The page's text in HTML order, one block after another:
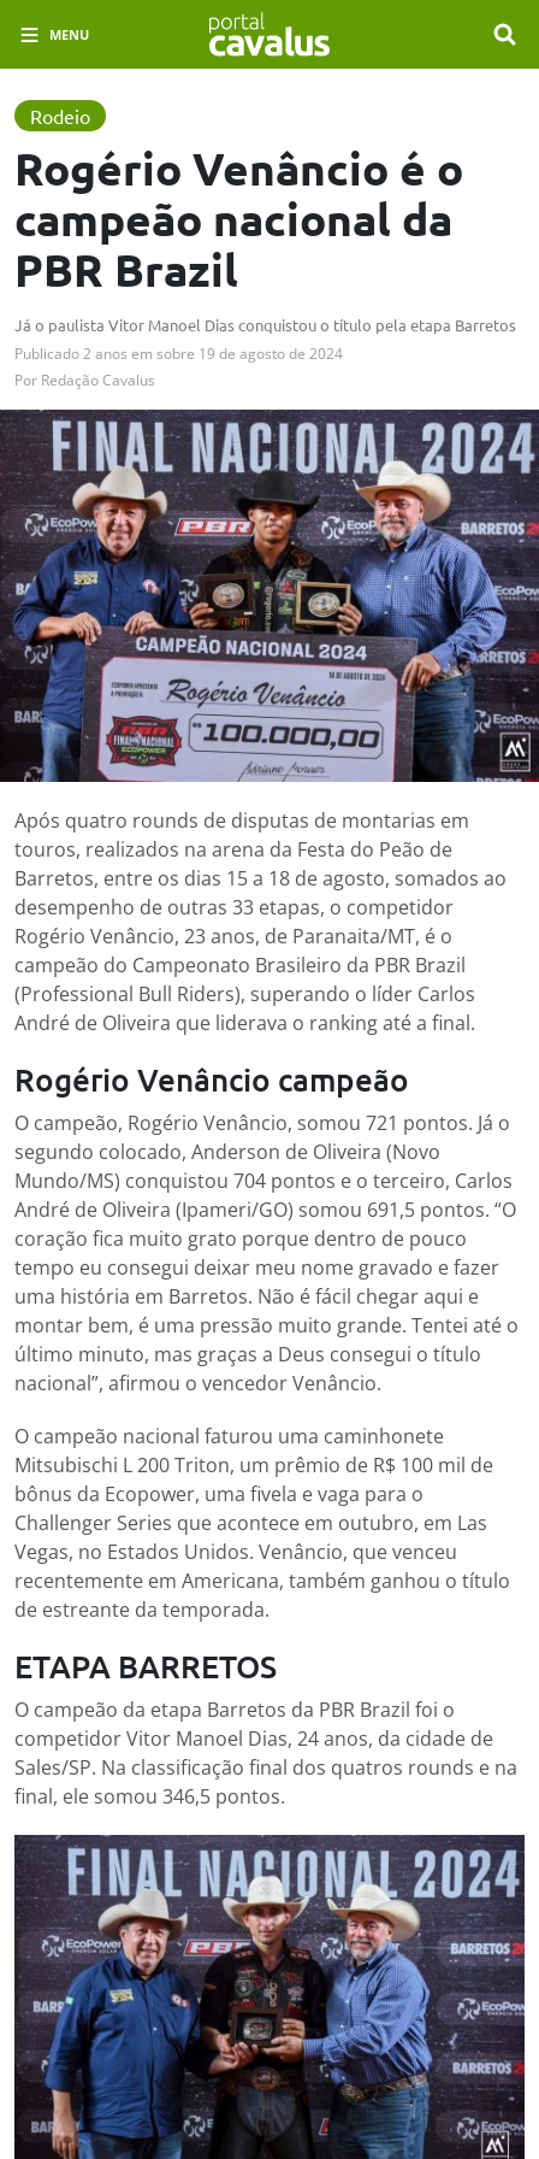
MENU
Rodeio
Rogério Venâncio é o
campeão nacional da
PBR Brazil
Já o paulista Vitor Manoel Dias conquistou o título pela etapa Barretos
Publicado2 anos em sobre 19 de agosto de 2024
Por Redação Cavalus
Após quatro rounds de disputas de montarias em
touros, realizados na arena da Festa do Peão de
Barretos, entre os dias 15 a 18 de agosto, somados ao
desempenho de outras 33 etapas, o competidor
Rogério Venâncio, 23 anos, de Paranaita/MT, é o
campeão do Campeonato Brasileiro da PBR Brazil
(Professional Bull Riders), superando o líder Carlos
André de Oliveira que liderava o ranking até a final.
Rogério Venâncio campeão
O campeão, Rogério Venâncio, somou 721 pontos. Já o
segundo colocado, Anderson de Oliveira (Novo
Mundo/MS) conquistou 704 pontos e o terceiro, Carlos
André de Oliveira (Ipameri/GO) somou 691,5 pontos. “O
coração fica muito grato porque dentro de pouco
tempo eu consegui deixar meu nome gravado e fazer
uma história em Barretos. Não é fácil chegar aqui e
montar bem, é uma pressão muito grande. Tentei até o
último minuto, mas graças a Deus consegui o título
nacional”, afirmou o vencedor Venâncio.
O campeão nacional faturou uma caminhonete
Mitsubischi L 200 Triton, um prêmio de R$ 100 mil de
bônus da Ecopower, uma fivela e vaga para o
Challenger Series que acontece em outubro, em Las
Vegas, no Estados Unidos. Venâncio, que venceu
recentemente em Americana, também ganhou o título
de estreante da temporada.
ETAPA BARRETOS
O campeão da etapa Barretos da PBR Brazil foi o
competidor Vitor Manoel Dias, 24 anos, da cidade de
Sales/SP. Na classificação final dos quatros rounds e na
final, ele somou 346,5 pontos.